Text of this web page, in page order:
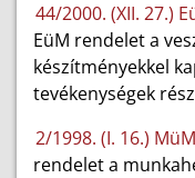
44/2000. (XII. 27.)
EüM rendelet a
készítményekkel
tevékenységek
2/1998. (I. 16.)
rendelet a